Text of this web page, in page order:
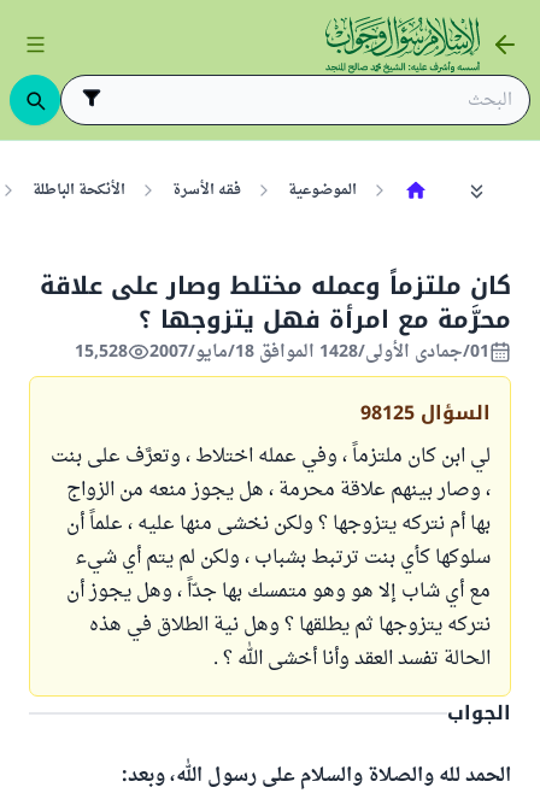
الموضوعية فقه الأسرة الأنكحة الباطلة
كان ملتزماً وعمله مختلط وصار على علاقة
محرَّمة مع امرأة فهل يتزوجها ؟
01/جمادى الأولى/1428 الموافق 18/مايو/2007 15,528
السؤال 98125
لي ابن كان ملتزماً ، وفي عمله اختلاط ، وتعرَّف على بنت
، وصار بينهم علاقة محرمة ، هل يجوز منعه من الزواج
بها أم نتركه يتزوجها ؟ ولكن نخشى منها عليه ، علماً أن
سلوكها كأي بنت ترتبط بشباب ، ولكن لم يتم أي شيء
مع أي شاب إلا هو وهو متمسك بها جدّاً ، وهل يجوز أن
نتركه يتزوجها ثم يطلقها ؟ وهل نية الطلاق في هذه
الحالة تفسد العقد وأنا أخشى الله ؟ .
الجواب
الحمد لله والصلاة والسلام على رسول الله، وبعد: